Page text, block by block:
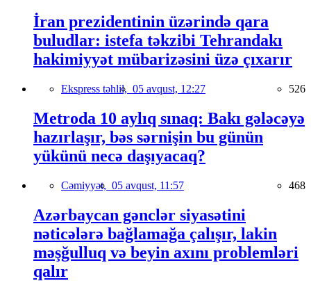
İran prezidentinin üzərində qara
buludlar: istefa təkzibi Tehrandakı
hakimiyyət mübarizəsini üzə çıxarır
Ekspress təhlil, 05 avqust, 12:27 526
Metroda 10 aylıq sınaq: Bakı gələcəyə
hazırlaşır, bəs sərnişin bu günün
yükünü necə daşıyacaq?
Cəmiyyət, 05 avqust, 11:57 468
Azərbaycan gənclər siyasətini
nəticələrə bağlamağa çalışır, lakin
məşğulluq və beyin axını problemləri
qalır